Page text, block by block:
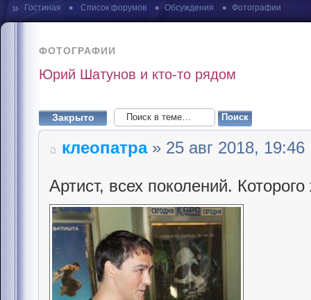
» Гостиная • Список форумов • Обсуждения • Фотографии
ФОТОГРАФИИ
Юрий Шатунов и кто-то рядом
Закрыто
клеопатра» 25 авг 2018, 19:46
Артист, всех поколений.